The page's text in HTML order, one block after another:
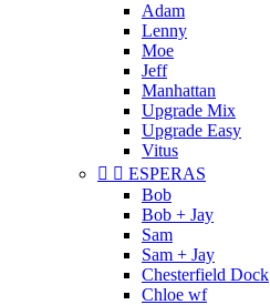
Adam
Lenny
Moe
Jeff
Manhattan
Upgrade Mix
Upgrade Easy
Vitus
  ESPERAS
Bob
Bob + Jay
Sam
Sam + Jay
Chesterfield Dock
Chloe wf